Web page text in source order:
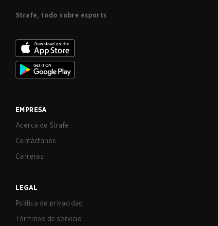
Strafe, todo sobre esports
EMPRESA
Acerca de Strafe
Contáctanos
Carreras
LEGAL
Política de privacidad
Términos de servicio